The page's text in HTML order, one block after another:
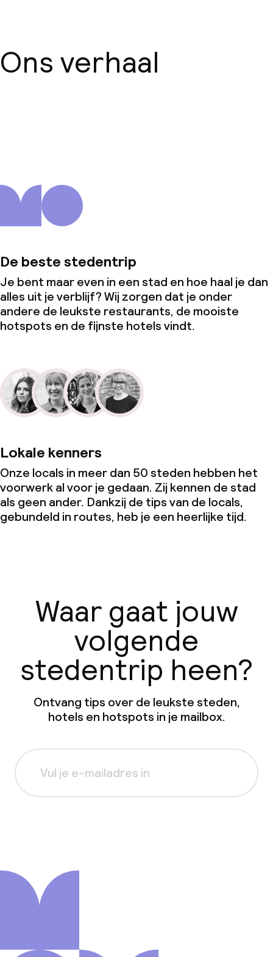
Ons verhaal
De beste stedentrip
Je bent maar even in een stad en hoe haal je dan
alles uit je verblijf? Wij zorgen dat je onder
andere de leukste restaurants, de mooiste
hotspots en de fijnste hotels vindt.
Lokale kenners
Onze locals in meer dan 50 steden hebben het
voorwerk al voor je gedaan. Zij kennen de stad
als geen ander. Dankzij de tips van de locals,
gebundeld in routes, heb je een heerlijke tijd.
Waar gaat jouw
volgende
stedentrip heen?
Ontvang tips over de leukste steden,
hotels en hotspots in je mailbox.